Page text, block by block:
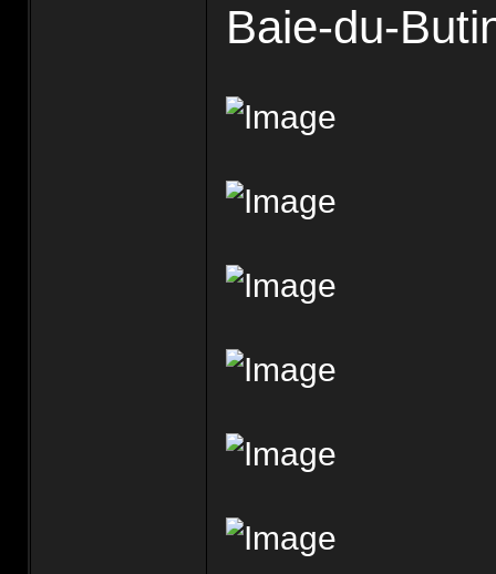
Baie-du-